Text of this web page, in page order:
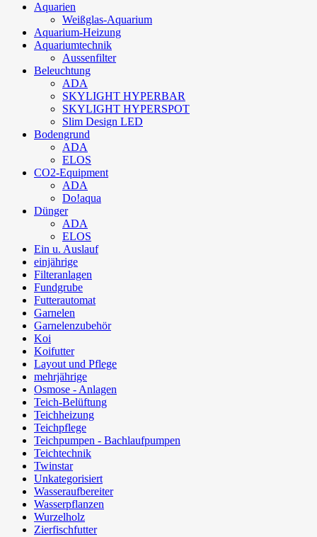
Aquarien
Weißglas-Aquarium
Aquarium-Heizung
Aquariumtechnik
Aussenfilter
Beleuchtung
ADA
SKYLIGHT HYPERBAR
SKYLIGHT HYPERSPOT
Slim Design LED
Bodengrund
ADA
ELOS
CO2-Equipment
ADA
Do!aqua
Dünger
ADA
ELOS
Ein u. Auslauf
einjährige
Filteranlagen
Fundgrube
Futterautomat
Garnelen
Garnelenzubehör
Koi
Koifutter
Layout und Pflege
mehrjährige
Osmose - Anlagen
Teich-Belüftung
Teichheizung
Teichpflege
Teichpumpen - Bachlaufpumpen
Teichtechnik
Twinstar
Unkategorisiert
Wasseraufbereiter
Wasserpflanzen
Wurzelholz
Zierfischfutter